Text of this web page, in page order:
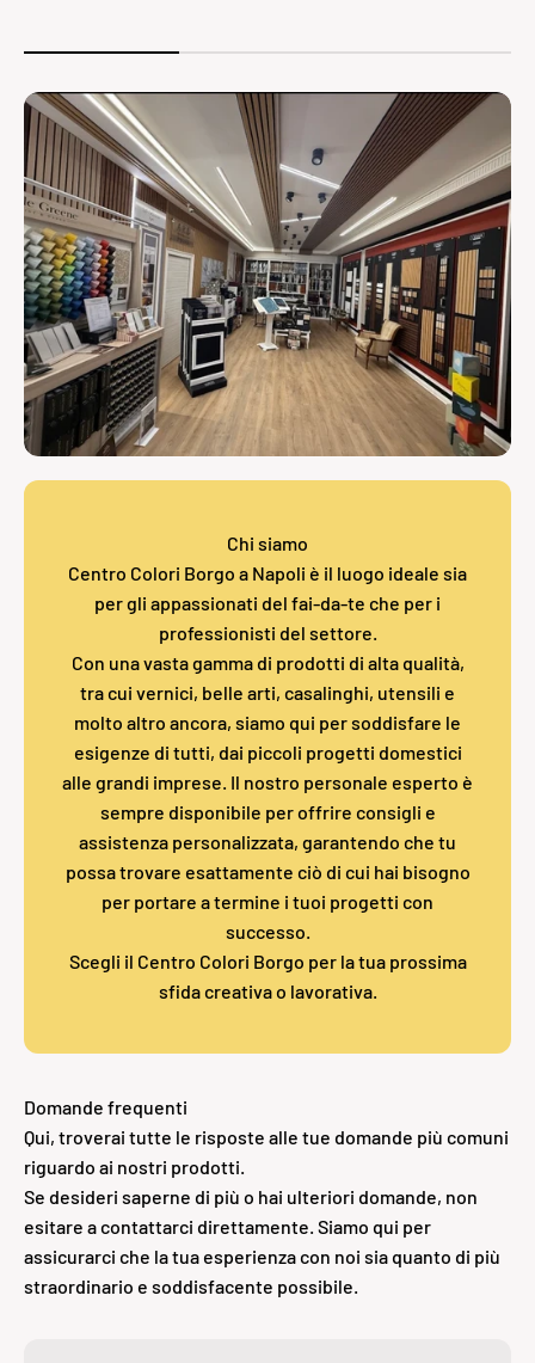
Chi siamo
Centro Colori Borgo a Napoli è il luogo ideale sia
per gli appassionati del fai-da-te che per i
professionisti del settore.
Con una vasta gamma di prodotti di alta qualità,
tra cui vernici, belle arti, casalinghi, utensili e
molto altro ancora, siamo qui per soddisfare le
esigenze di tutti, dai piccoli progetti domestici
alle grandi imprese. Il nostro personale esperto è
sempre disponibile per offrire consigli e
assistenza personalizzata, garantendo che tu
possa trovare esattamente ciò di cui hai bisogno
per portare a termine i tuoi progetti con
successo.
Scegli il Centro Colori Borgo per la tua prossima
sfida creativa o lavorativa.
Domande frequenti
Qui, troverai tutte le risposte alle tue domande più comuni
riguardo ai nostri prodotti.
Se desideri saperne di più o hai ulteriori domande, non
esitare a contattarci direttamente. Siamo qui per
assicurarci che la tua esperienza con noi sia quanto di più
straordinario e soddisfacente possibile.